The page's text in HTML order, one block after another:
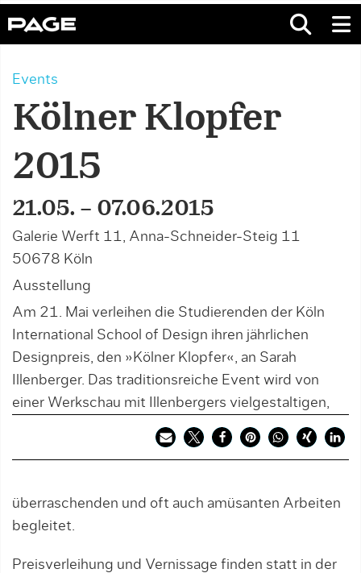
Events
Kölner Klopfer
2015
21.05. – 07.06.2015
Galerie Werft 11, Anna-Schneider-Steig 11
50678 Köln
Ausstellung
Am 21. Mai verleihen die Studierenden der Köln
International School of Design ihren jährlichen
Designpreis, den »Kölner Klopfer«, an Sarah
Illenberger. Das traditionsreiche Event wird von
einer Werkschau mit Illenbergers vielgestaltigen,
überraschenden und oft auch amüsanten Arbeiten
begleitet.
Preisverleihung und Vernissage finden statt in der